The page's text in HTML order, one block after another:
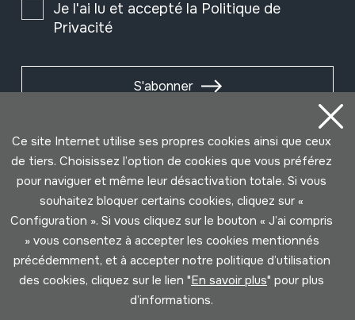
Je l'ai lu et accepté la Politique de
Privacité
S'abonner
Conditions d'Utilisation
Politique de Privacité
Ce site Internet utilise ses propres cookies ainsi que ceux
de tiers. Choisissez l’option de cookies que vous préférez
pour naviguer et même leur désactivation totale. Si vous
souhaitez bloquer certains cookies, cliquez sur «
Configuration ». Si vous cliquez sur le bouton « J’ai compris
» vous consentez à accepter les cookies mentionnés
précédemment, et à accepter notre politique d’utilisation
des cookies, cliquez sur le lien "En savoir plus" pour plus
d’informations.